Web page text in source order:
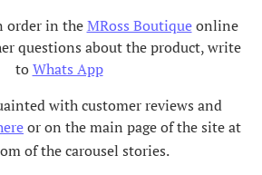
order in the MRoss Boutiqueonline
questions about the product, write
to Whats App
with customer reviews and
or on the main page of the site at
of the carousel stories.